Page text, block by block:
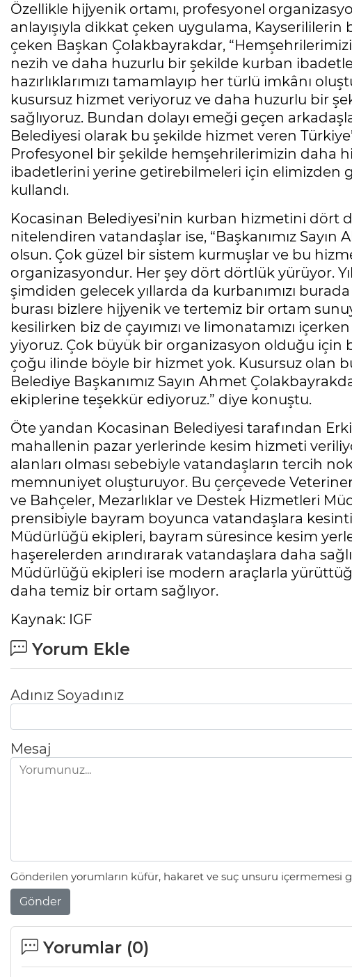
Özellikle hijyenik ortamı, profesyonel
anlayışıyla dikkat çeken uygulama,
çeken Başkan Çolakbayrakdar,
nezih ve daha huzurlu bir şekilde kurban
hazırlıklarımızı tamamlayıp her türlü imkânı
kusursuz hizmet veriyoruz ve daha huzurlu bir
sağlıyoruz. Bundan dolayı emeği geçen
Belediyesi olarak bu şekilde hizmet veren
Profesyonel bir şekilde hemşehrilerimizin daha
ibadetlerini yerine getirebilmeleri için elimizden
kullandı.
Kocasinan Belediyesi’nin kurban hizmetini dört
nitelendiren vatandaşlar ise, “Başkanımız Sayın
olsun. Çok güzel bir sistem kurmuşlar ve bu
organizasyondur. Her şey dört dörtlük yürüyor.
şimdiden gelecek yıllarda da kurbanımızı
burası bizlere hijyenik ve tertemiz bir ortam
kesilirken biz de çayımızı ve limonatamızı
yiyoruz. Çok büyük bir organizasyon olduğu için
çoğu ilinde böyle bir hizmet yok. Kusursuz olan
Belediye Başkanımız Sayın Ahmet
ekiplerine teşekkür ediyoruz.” diye konuştu.
Öte yandan Kocasinan Belediyesi tarafından
mahallenin pazar yerlerinde kesim hizmeti
alanları olması sebebiyle vatandaşların tercih
memnuniyet oluşturuyor. Bu çerçevede
ve Bahçeler, Mezarlıklar ve Destek Hizmetleri
prensibiyle bayram boyunca vatandaşlara
Müdürlüğü ekipleri, bayram süresince kesim
haşerelerden arındırarak vatandaşlara daha
Müdürlüğü ekipleri ise modern araçlarla
daha temiz bir ortam sağlıyor.
Kaynak: IGF
Yorum Ekle
Adınız Soyadınız
Mesaj
Gönderilen yorumların küfür, hakaret ve suç unsuru içermemesi
Gönder
Yorumlar (0)